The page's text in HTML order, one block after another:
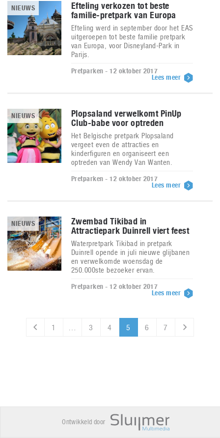
NIEUWS
Efteling verkozen tot beste
familie-pretpark van Europa
Efteling werd in september door het EAS
uitgeroepen tot beste familie pretpark
van Europa, voor Disneyland-Park in
Parijs.
Pretparken - 12 oktober 2017
Lees meer
NIEUWS
Plopsaland verwelkomt PinUp
Club-babe voor optreden
Het Belgische pretpark Plopsaland
vergeet even de attracties en
kinderfiguren en organiseert een
optreden van Wendy Van Wanten.
Pretparken - 12 oktober 2017
Lees meer
NIEUWS
Zwembad Tikibad in
Attractiepark Duinrell viert feest
Waterpretpark Tikibad in pretpark
Duinrell opende in juli nieuwe glijbanen
en verwelkomde woensdag de
250.000ste bezoeker ervan.
Pretparken - 12 oktober 2017
Lees meer
1 … 3 4 5 6 7
Ontwikkeld door